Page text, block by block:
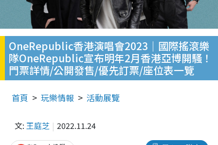
OneRepublic香港演唱會2023｜國際搖滾樂
隊OneRepublic宣布明年2月香港亞博開騷！
門票詳情/公開發售/優先訂票/座位表一覽
首頁 玩樂情報 活動展覽
文: 王庭芝 2022.11.24